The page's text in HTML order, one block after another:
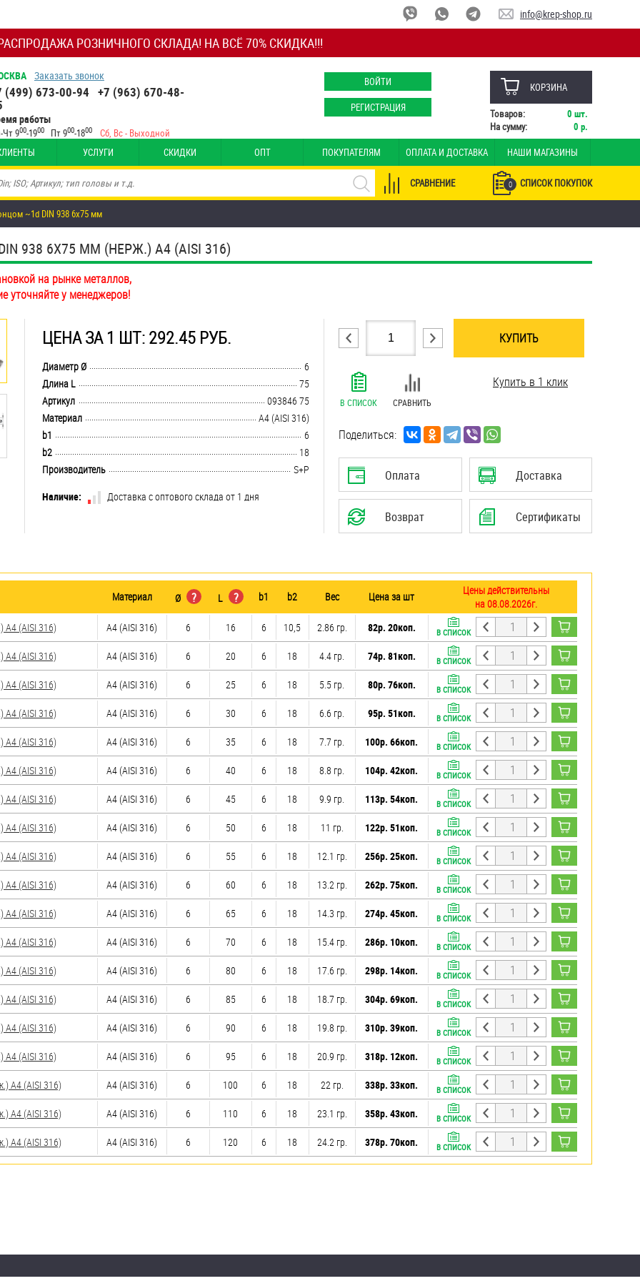
РОЗНИЧНОГО СКЛАДА! НА ВСЁ 70% СКИДКА!!!
info@krep-shop.ru
Заказать звонок
(499) 673-00-94 +7 (963) 670-48-
работы
Чт 900-1900 Пт 900-1800 Сб, Вс - Выходной
ВОЙТИ
РЕГИСТРАЦИЯ
КОРЗИНА
Товаров: 0 шт.
На сумму:
0 р.
УСЛУГИ СКИДКИ ОПТ ПОКУПАТЕЛЯМ ОПЛАТА И ДОСТАВКА НАШИ МАГАЗИНЫ
0 СПИСОК ПОКУПОК
СРАВНЕНИЕ
~1d DIN 938 6х75 мм
938 6Х75 ММ (НЕРЖ.) A4 (AISI 316)
на рынке металлов,
уточняйте у менеджеров!
ЦЕНА ЗА 1 ШТ: 292.45 РУБ.
........................................................................................................................................................................................................
Диаметр Ø
6
........................................................................................................................................................................................................
Длина L
75
........................................................................................................................................................................................................
Артикул
093846 75
........................................................................................................................................................................................................
Материал
A4 (AISI 316)
........................................................................................................................................................................................................
b1
6
........................................................................................................................................................................................................
b2
18
........................................................................................................................................................................................................
Производитель
S+P
Наличие:
Доставка с оптового склада от 1 дня
КУПИТЬ
В СПИСОК СРАВНИТЬ
Купить в 1 клик
Поделиться:
Оплата Доставка
Возврат Сертификаты
Материал Ø ? L ? b1 b2 Вес Цена за шт
Цены действительны
на 08.08.2026г.
(AISI 316)
A4 (AISI 316) 6 16 6 10,5 2.86 гр. 82р. 20коп. В СПИСОК
(AISI 316) A4 (AISI 316) 6 20 6 18 4.4 гр. 74р. 81коп. В СПИСОК
(AISI 316) A4 (AISI 316) 6 25 6 18 5.5 гр. 80р. 76коп. В СПИСОК
(AISI 316) A4 (AISI 316) 6 30 6 18 6.6 гр. 95р. 51коп. В СПИСОК
(AISI 316) A4 (AISI 316) 6 35 6 18 7.7 гр. 100р. 66коп. В СПИСОК
(AISI 316) A4 (AISI 316) 6 40 6 18 8.8 гр. 104р. 42коп. В СПИСОК
(AISI 316) A4 (AISI 316) 6 45 6 18 9.9 гр. 113р. 54коп. В СПИСОК
(AISI 316) A4 (AISI 316) 6 50 6 18 11 гр. 122р. 51коп. В СПИСОК
(AISI 316) A4 (AISI 316) 6 55 6 18 12.1 гр. 256р. 25коп. В СПИСОК
(AISI 316) A4 (AISI 316) 6 60 6 18 13.2 гр. 262р. 75коп. В СПИСОК
(AISI 316) A4 (AISI 316) 6 65 6 18 14.3 гр. 274р. 45коп. В СПИСОК
(AISI 316) A4 (AISI 316) 6 70 6 18 15.4 гр. 286р. 10коп. В СПИСОК
(AISI 316) A4 (AISI 316) 6 80 6 18 17.6 гр. 298р. 14коп. В СПИСОК
(AISI 316) A4 (AISI 316) 6 85 6 18 18.7 гр. 304р. 69коп. В СПИСОК
(AISI 316) A4 (AISI 316) 6 90 6 18 19.8 гр. 310р. 39коп. В СПИСОК
(AISI 316) A4 (AISI 316) 6 95 6 18 20.9 гр. 318р. 12коп. В СПИСОК
A4 (AISI 316) A4 (AISI 316) 6 100 6 18 22 гр. 338р. 33коп. В СПИСОК
A4 (AISI 316) A4 (AISI 316) 6 110 6 18 23.1 гр. 358р. 43коп. В СПИСОК
A4 (AISI 316) A4 (AISI 316) 6 120 6 18 24.2 гр. 378р. 70коп. В СПИСОК